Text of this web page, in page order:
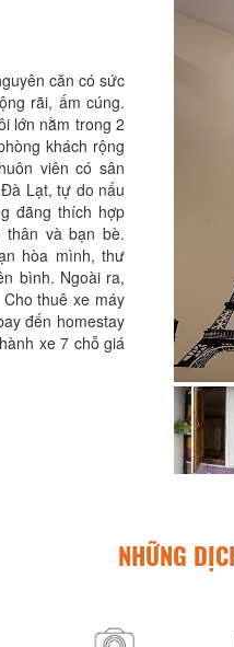
căn có sức
rãi, ấm cúng.
lớn nằm trong 2
khách rộng
viên có sân
Lạt, tự do nấu
đãng thích hợp
và bạn bè.
hòa mình, thư
bình. Ngoài ra,
thuê xe máy
đến homestay
xe 7 chỗ giá
NHỮNG